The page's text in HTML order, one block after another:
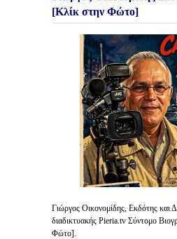
[Κλίκ στην Φώτο]
Γιώργος Οικονομίδης, Εκδότης και
διαδικτυακής Pieria.tv Σύντομο
Φώτο].